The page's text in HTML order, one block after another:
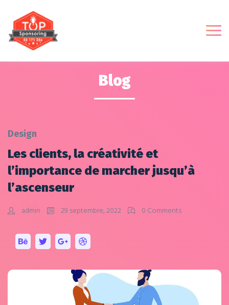
Blog
Design
Les clients, la créativité et
l’importance de marcher jusqu’à
l’ascenseur
admin 29 septembre, 2022 0 Comments